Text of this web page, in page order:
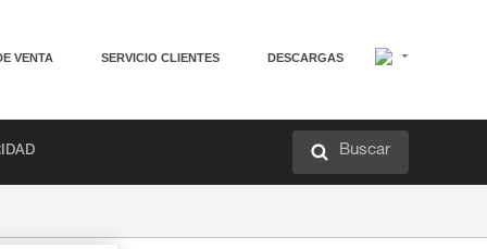
VENTA SERVICIO CLIENTES DESCARGAS
Buscar